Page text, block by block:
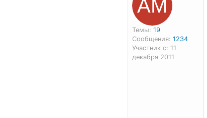
Темы: 19
Сообщения: 1234
Участник с: 11
декабря 2011